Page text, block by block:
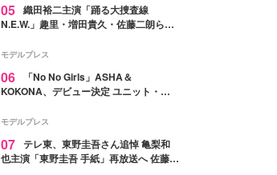
05 織田裕二主演「踊る大捜査線
N.E.W.」趣里・増田貴久・佐藤二朗ら新
徴する“謎のキーワード”も
モデルプレス
06
「No No Girls」ASHA＆
KOKONA、デビュー決定 ユニット・
リリースへ
モデルプレス
07 テレ東、東野圭吾さん追悼 亀梨和
也主演「東野圭吾 手紙」再放送へ 佐藤隆